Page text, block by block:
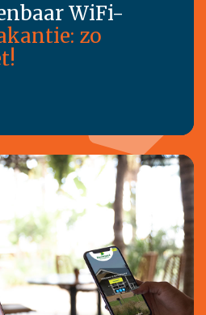
WiFi-
zo